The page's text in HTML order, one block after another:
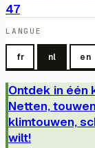
47
LANGUE
fr nl en
Ontdek in één
Netten,
klimtouwen,
wilt!